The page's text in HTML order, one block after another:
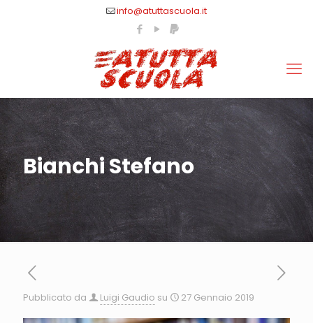
info@atuttascuola.it
Bianchi Stefano
Pubblicato da Luigi Gaudio su 27 Gennaio 2019